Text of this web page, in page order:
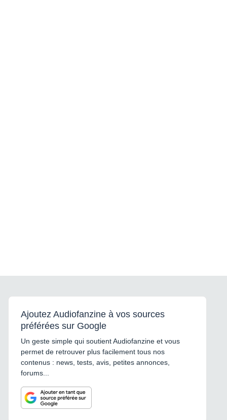
Ajoutez Audiofanzine à vos sources
préférées sur Google
Un geste simple qui soutient Audiofanzine et vous
permet de retrouver plus facilement tous nos
contenus : news, tests, avis, petites annonces,
forums...